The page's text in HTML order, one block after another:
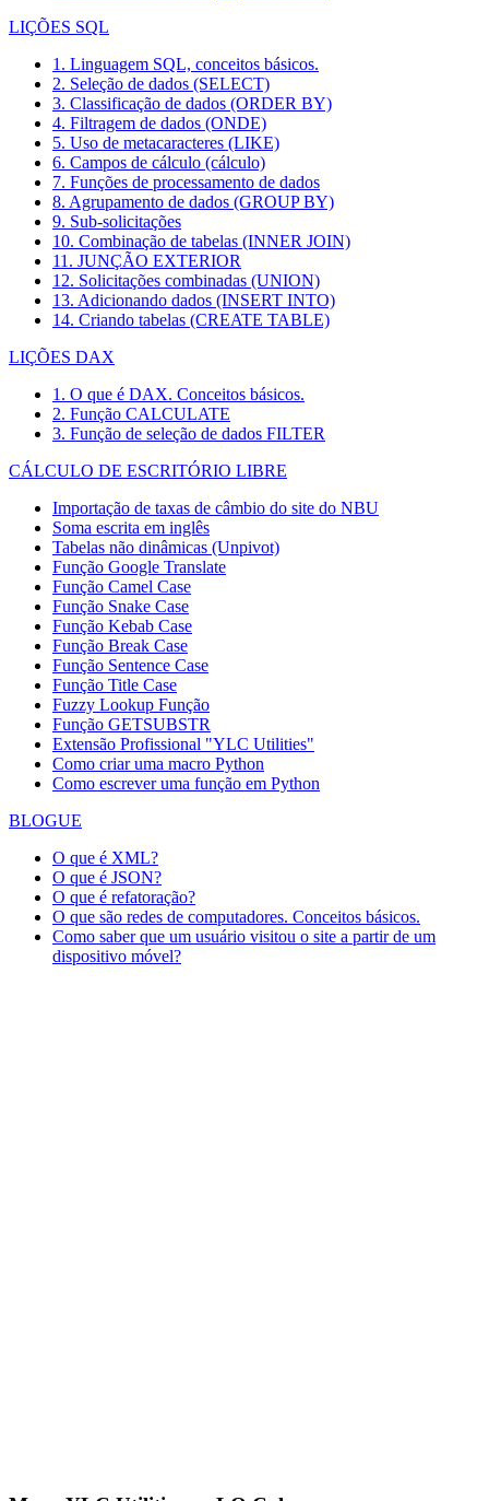
LIÇÕES SQL
1. Linguagem SQL, conceitos básicos.
2. Seleção de dados (SELECT)
3. Classificação de dados (ORDER BY)
4. Filtragem de dados (ONDE)
5. Uso de metacaracteres (LIKE)
6. Campos de cálculo (cálculo)
7. Funções de processamento de dados
8. Agrupamento de dados (GROUP BY)
9. Sub-solicitações
10. Combinação de tabelas (INNER JOIN)
11. JUNÇÃO EXTERIOR
12. Solicitações combinadas (UNION)
13. Adicionando dados (INSERT INTO)
14. Criando tabelas (CREATE TABLE)
LIÇÕES DAX
1. O que é DAX. Conceitos básicos.
2. Função CALCULATE
3. Função de seleção de dados FILTER
CÁLCULO DE ESCRITÓRIO LIBRE
Importação de taxas de câmbio do site do NBU
Soma escrita em inglês
Tabelas não dinâmicas (Unpivot)
Função Google Translate
Função Camel Case
Função Snake Case
Função Kebab Case
Função Break Case
Função Sentence Case
Função Title Case
Fuzzy Lookup Função
Função GETSUBSTR
Extensão Profissional "YLC Utilities"
Como criar uma macro Python
Como escrever uma função em Python
BLOGUE
O que é XML?
O que é JSON?
O que é refatoração?
O que são redes de computadores. Conceitos básicos.
Como saber que um usuário visitou o site a partir de um
dispositivo móvel?